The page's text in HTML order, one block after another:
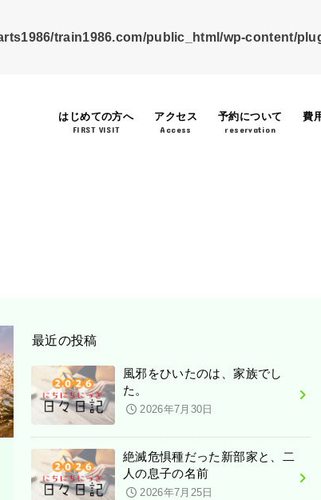
train1986.com/public_html/wp-content/
はじめての方へ
FIRST VISIT
アクセス
Access
予約について
reservation
費
最近の投稿
風邪をひいたのは、家族でし
た。
2026年7月30日
絶滅危惧種だった新部家と、二
人の息子の名前
2026年7月25日